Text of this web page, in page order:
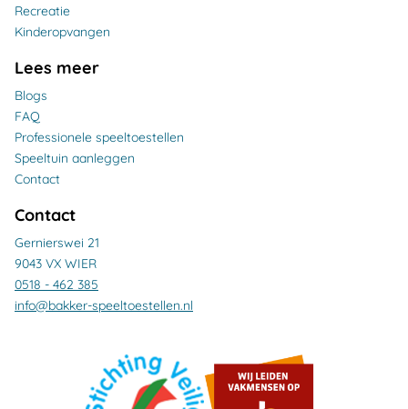
Recreatie
Kinderopvangen
Lees meer
Blogs
FAQ
Professionele speeltoestellen
Speeltuin aanleggen
Contact
Contact
Gernierswei 21
9043 VX WIER
0518 - 462 385
info@bakker-speeltoestellen.nl